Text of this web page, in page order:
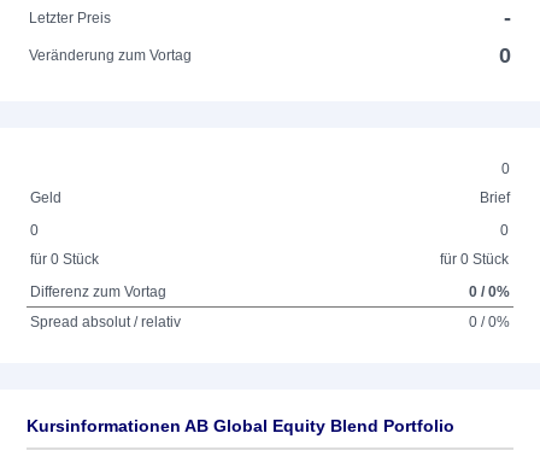
Letzter Preis
-
Veränderung zum Vortag 0
0
Geld
Brief
0
für 0 Stück
0
für 0 Stück
Differenz zum Vortag
0 / 0%
Spread absolut / relativ
0 / 0%
Kursinformationen AB Global Equity Blend Portfolio